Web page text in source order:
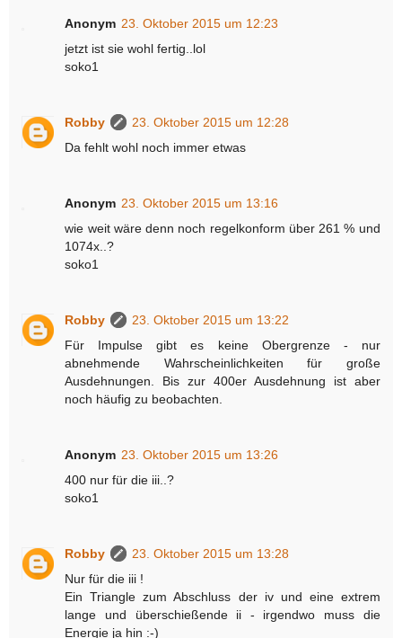
Anonym 23. Oktober 2015 um 12:23
jetzt ist sie wohl fertig..lol
soko1
Robby
23. Oktober 2015 um 12:28
Da fehlt wohl noch immer etwas
Anonym 23. Oktober 2015 um 13:16
wie weit wäre denn noch regelkonform über 261 % und
1074x..?
soko1
Robby
23. Oktober 2015 um 13:22
Für Impulse gibt es keine Obergrenze - nur
abnehmende Wahrscheinlichkeiten für große
Ausdehnungen. Bis zur 400er Ausdehnung ist aber
noch häufig zu beobachten.
Anonym 23. Oktober 2015 um 13:26
400 nur für die iii..?
soko1
Robby
23. Oktober 2015 um 13:28
Nur für die iii !
Ein Triangle zum Abschluss der iv und eine extrem
lange und überschießende ii - irgendwo muss die
Energie ja hin :-)